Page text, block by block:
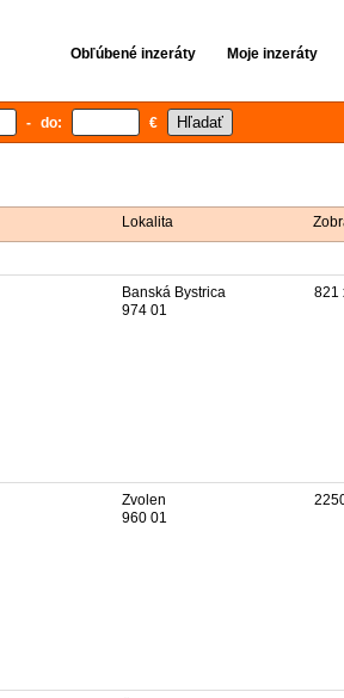
Obľúbené inzeráty Moje inzeráty
- do: €
Lokalita
Banská Bystrica
974 01
821
Zvolen
960 01